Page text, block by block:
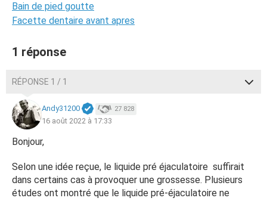
Bain de pied goutte
Facette dentaire avant apres
1 réponse
RÉPONSE 1 / 1
Andy31200 27 828
16 août 2022 à 17:33
Bonjour,
Selon une idée reçue, le liquide pré éjaculatoire suffirait
dans certains cas à provoquer une grossesse. Plusieurs
études ont montré que le liquide pré-éjaculatoire ne